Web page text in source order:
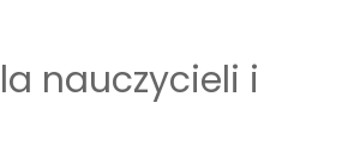
nauczycieli i